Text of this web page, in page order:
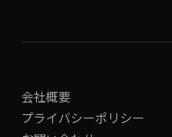
会社概要
プライバシーポリシー